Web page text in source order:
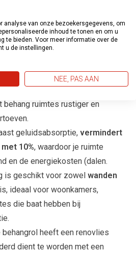
waardoor het een perfect
afwerkingen zoals schilderen.
absorbeert geluid in ruimtes (
wordt verbeterd.
ruimtes rustiger en
geluidsabsorptie, vermindert
10%, waardoor je ruimte
en de energiekosten (dalen.
is geschikt voor zowel wanden
ideaal voor woonkamers,
die baat hebben bij
behangrol heeft een renovlies
dient te worden met een
analyse van onze bezoekersgegevens, om
inhoud te tonen en om u
te bieden. Voor meer informatie over de
u de instellingen.
NEE, PAS AAN